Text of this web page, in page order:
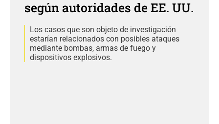
según autoridades de EE. UU.
Los casos que son objeto de investigación
estarían relacionados con posibles ataques
mediante bombas, armas de fuego y
dispositivos explosivos.